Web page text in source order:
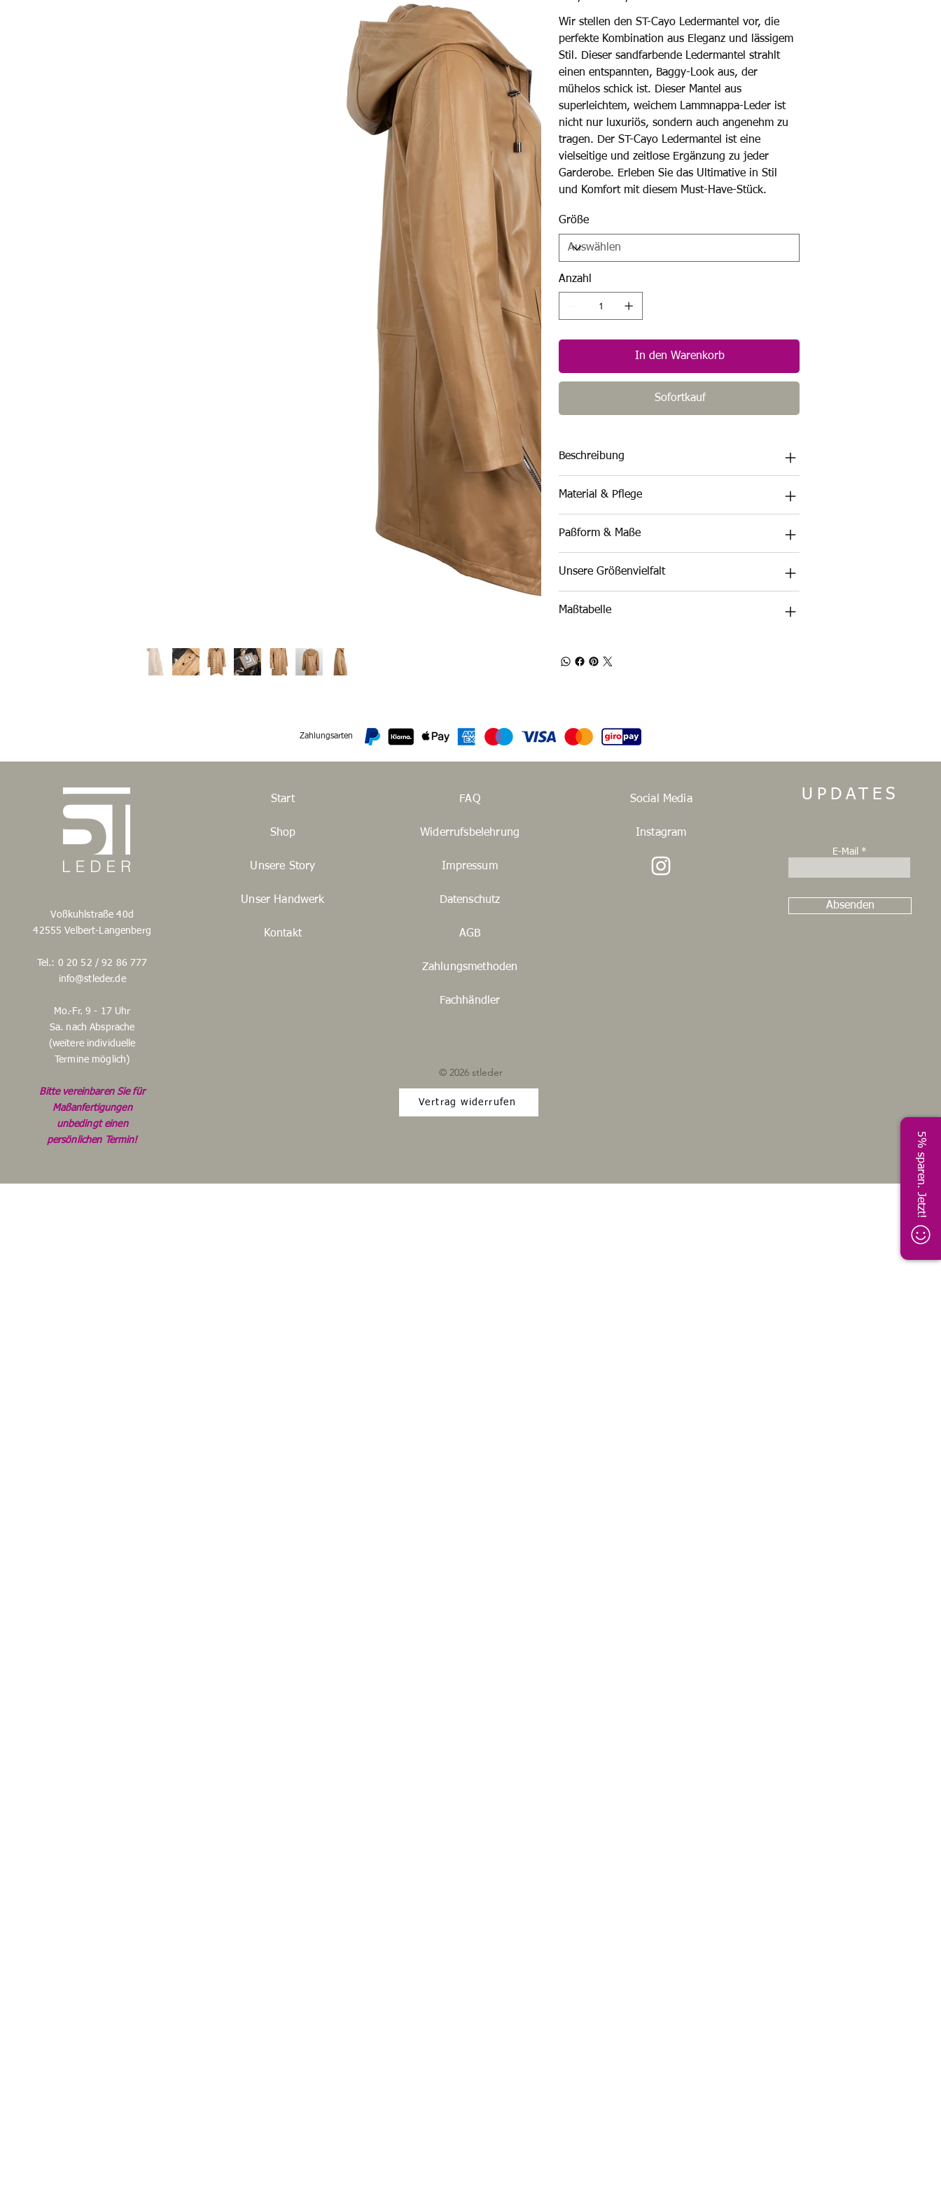
5% sparen. Jetzt!
Preis
Wir stellen den ST-Cayo Ledermantel vor, die
perfekte Kombination aus Eleganz und lässigem
Stil. Dieser sandfarbende Ledermantel strahlt
einen entspannten, Baggy-Look aus, der
mühelos schick ist. Dieser Mantel aus
superleichtem, weichem Lammnappa-Leder ist
nicht nur luxuriös, sondern auch angenehm zu
tragen. Der ST-Cayo Ledermantel ist eine
vielseitige und zeitlose Ergänzung zu jeder
Garderobe. Erleben Sie das Ultimative in Stil
und Komfort mit diesem Must-Have-Stück.
Größe
Anzahl
In den Warenkorb
Sofortkauf
Beschreibung
Material & Pflege
Paßform & Maße
Unsere Größenvielfalt
Maßtabelle
Voßkuhlstraße 40d
42555 Velbert-Langenberg
Tel.: 0 20 52 / 92 86 777
info@stleder.de
Mo.-Fr. 9 - 17 Uhr
Sa. nach Absprache
(weitere individuelle
Termine möglich)
Bitte vereinbaren Sie für
Maßanfertigungen
unbedingt einen
persönlichen Termin!
Start
Shop
Unsere Story
Unser Handwerk
Kontakt
FAQ
Widerrufsbelehrung
Impressum
Datenschutz
AGB
Zahlungsmethoden
Fachhändler
Vertrag widerrufen
Social Media
Instagram
UPDATES
E-Mail
Absenden
Zahlungsarten
© 2026 stleder